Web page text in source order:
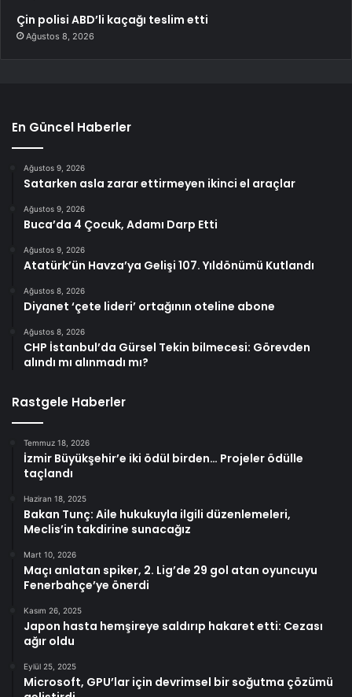
Çin polisi ABD’li kaçağı teslim etti
Ağustos 8, 2026
En Güncel Haberler
Ağustos 9, 2026
Satarken asla zarar ettirmeyen ikinci el araçlar
Ağustos 9, 2026
Buca’da 4 Çocuk, Adamı Darp Etti
Ağustos 9, 2026
Atatürk’ün Havza’ya Gelişi 107. Yıldönümü Kutlandı
Ağustos 8, 2026
Diyanet ‘çete lideri’ ortağının oteline abone
Ağustos 8, 2026
CHP İstanbul’da Gürsel Tekin bilmecesi: Görevden
alındı mı alınmadı mı?
Rastgele Haberler
Temmuz 18, 2026
İzmir Büyükşehir’e iki ödül birden… Projeler ödülle
taçlandı
Haziran 18, 2025
Bakan Tunç: Aile hukukuyla ilgili düzenlemeleri,
Meclis’in takdirine sunacağız
Mart 10, 2026
Maçı anlatan spiker, 2. Lig’de 29 gol atan oyuncuyu
Fenerbahçe’ye önerdi
Kasım 26, 2025
Japon hasta hemşireye saldırıp hakaret etti: Cezası
ağır oldu
Eylül 25, 2025
Microsoft, GPU’lar için devrimsel bir soğutma çözümü